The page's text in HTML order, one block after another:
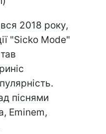
2018 року,
"Sicko Mode"
піснями
Eminem,